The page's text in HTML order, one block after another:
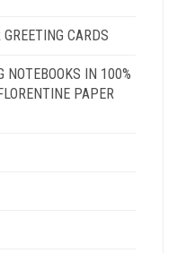
CARDS
NOTEBOOKS IN 100%
PAPER